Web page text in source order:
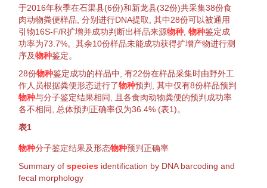
于2016年秋季在石渠县(6份)和新龙县(32份)共采集38份食
肉动物粪便样品, 分别进行DNA提取 , 其中28份可以被通用
引物16S-F/R扩增并成功判断出样品来源物种 物种鉴定成
功率为73.7%。其余10份样品未能成功获得扩增产物进行测
序及物种鉴定。
28份物种鉴定成功的样品中, 有22份在样品采集时由野外工
作人员根据粪便形态进行了物种预判 , 其中仅有8份样品预判
物种与分子鉴定结果相同, 且各食肉动物粪便的预判 成功率
各不相同, 总体预判正确率仅为36.4% (表1)。
表1
物种分子鉴定结果及形态物种预判正确率
Summary of species identification by DNA barcoding and
fecal morphology